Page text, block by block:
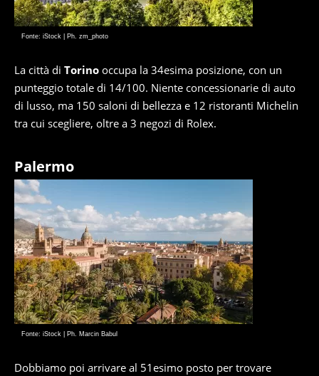
Fonte: iStock | Ph. zm_photo
La città di Torino occupa la 34esima posizione, con un
punteggio totale di 14/100. Niente concessionarie di auto
di lusso, ma 150 saloni di bellezza e 12 ristoranti Michelin
tra cui scegliere, oltre a 3 negozi di Rolex.
Palermo
Fonte: iStock | Ph. Marcin Babul
Dobbiamo poi arrivare al 51esimo posto per trovare